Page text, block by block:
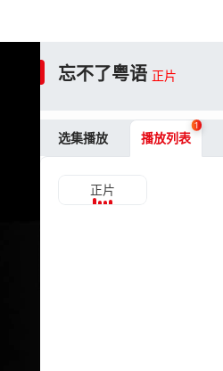
忘不了粤语 正片
选集播放 播放列表
1
正片